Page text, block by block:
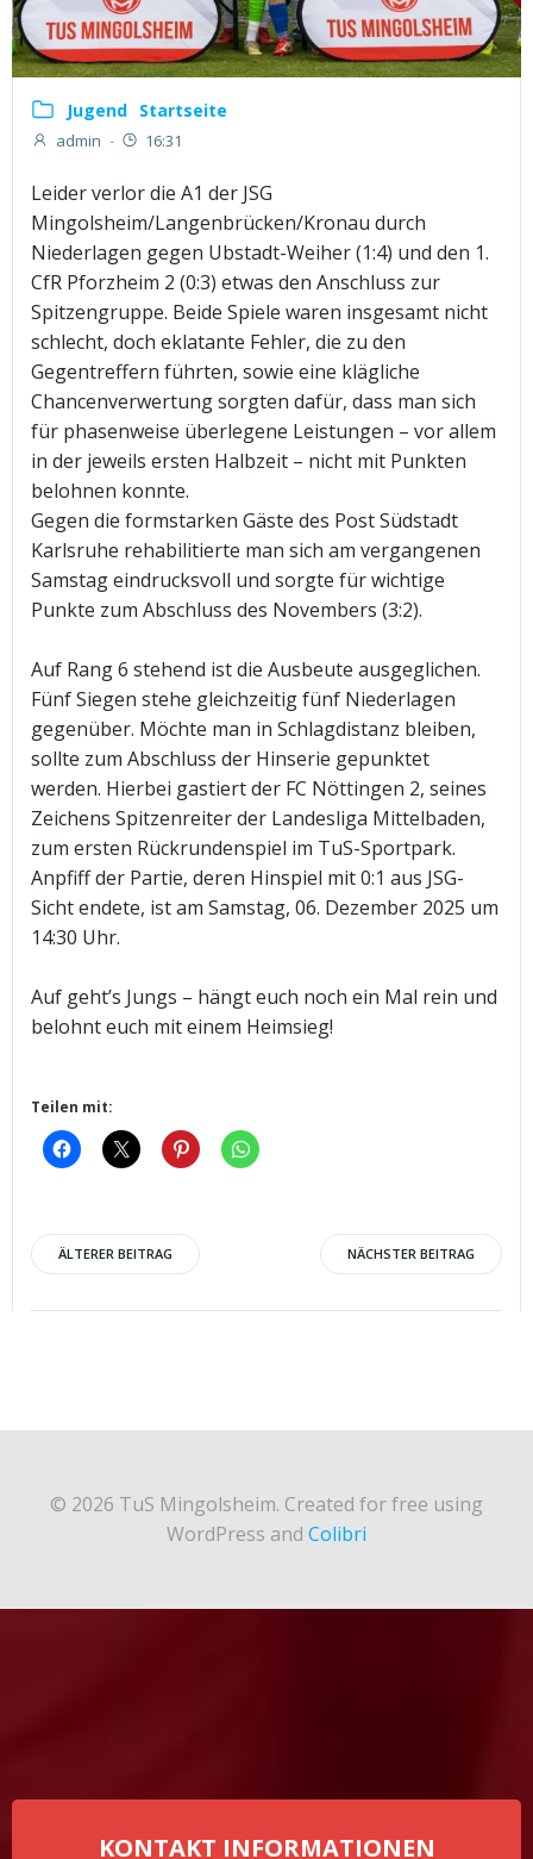
Jugend Startseite
admin - 16:31
Leider verlor die A1 der JSG
Mingolsheim/Langenbrücken/Kronau durch
Niederlagen gegen Ubstadt-Weiher (1:4) und den 1.
CfR Pforzheim 2 (0:3) etwas den Anschluss zur
Spitzengruppe. Beide Spiele waren insgesamt nicht
schlecht, doch eklatante Fehler, die zu den
Gegentreffern führten, sowie eine klägliche
Chancenverwertung sorgten dafür, dass man sich
für phasenweise überlegene Leistungen – vor allem
in der jeweils ersten Halbzeit – nicht mit Punkten
belohnen konnte.
Gegen die formstarken Gäste des Post Südstadt
Karlsruhe rehabilitierte man sich am vergangenen
Samstag eindrucksvoll und sorgte für wichtige
Punkte zum Abschluss des Novembers (3:2).
Auf Rang 6 stehend ist die Ausbeute ausgeglichen.
Fünf Siegen stehe gleichzeitig fünf Niederlagen
gegenüber. Möchte man in Schlagdistanz bleiben,
sollte zum Abschluss der Hinserie gepunktet
werden. Hierbei gastiert der FC Nöttingen 2, seines
Zeichens Spitzenreiter der Landesliga Mittelbaden,
zum ersten Rückrundenspiel im TuS-Sportpark.
Anpfiff der Partie, deren Hinspiel mit 0:1 aus JSG-
Sicht endete, ist am Samstag, 06. Dezember 2025 um
14:30 Uhr.
Auf geht’s Jungs – hängt euch noch ein Mal rein und
belohnt euch mit einem Heimsieg!
Teilen mit:
Post
navigation
ÄLTERER BEITRAG
Post
navigation
NÄCHSTER BEITRAG
© 2026 TuS Mingolsheim. Created for free using
WordPress and Colibri
KONTAKT INFORMATIONEN